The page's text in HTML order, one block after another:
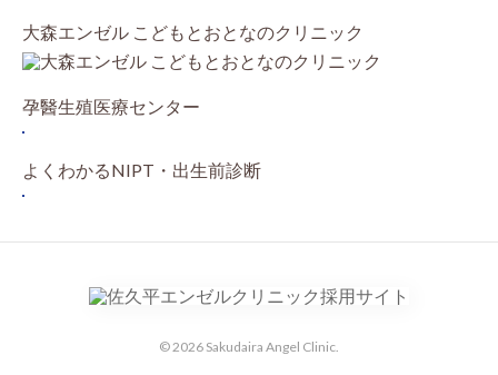
大森エンゼル こどもとおとなのクリニック
孕醫生殖医療センター
よくわかるNIPT・出生前診断
© 2026 Sakudaira Angel Clinic.